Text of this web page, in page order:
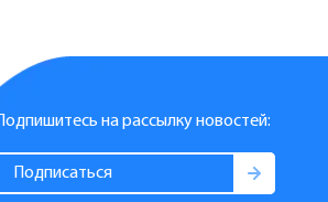
Подпишитесь на рассылку новостей: